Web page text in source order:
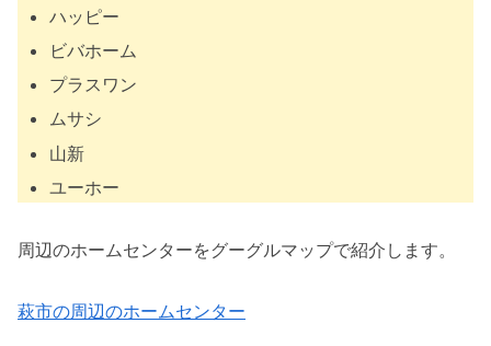
ハッピー
ビバホーム
プラスワン
ムサシ
山新
ユーホー
周辺のホームセンターをグーグルマップで紹介します。
萩市の周辺のホームセンター